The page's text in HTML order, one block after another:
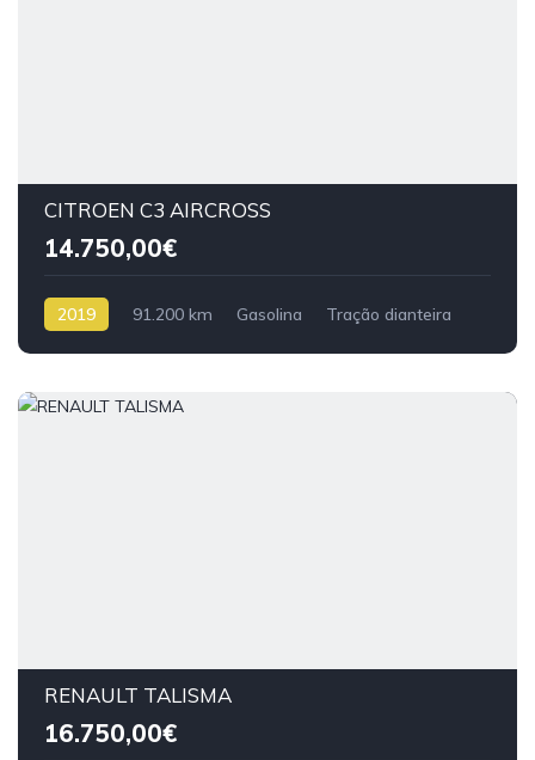
CITROEN C3 AIRCROSS
14.750,00€
2019 91.200 km Gasolina Tração dianteira
RENAULT TALISMA
16.750,00€